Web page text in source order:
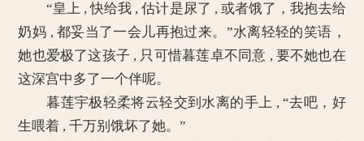
“皇上 , 快给我 , 估计是尿了 , 或者饿了，我抱去给
奶妈 , 都妥当了一会儿再抱过来。”水离轻轻的笑语，
她也爱极了这孩子 , 只可惜暮莲卓不同意 , 要不她也在
这深宫中多了一个伴呢。
暮莲宇极轻柔将云轻交到水离的手上 , “去吧，好
生喂着 , 千万别饿坏了她。”